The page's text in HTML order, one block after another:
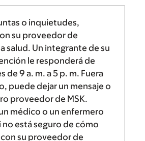
o inquietudes,
su proveedor de
salud. Un integrante de su
le responderá de
de 9 a. m. a5 p. m. Fuera
puede dejar un mensaje o
proveedor de MSK.
médico o un enfermero
no está seguro de cómo
su proveedor de